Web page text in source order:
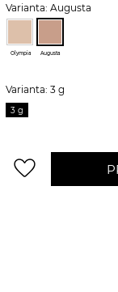
Varianta: Augusta
Olympia Augusta
Varianta: 3 g
3 g
favorite_border